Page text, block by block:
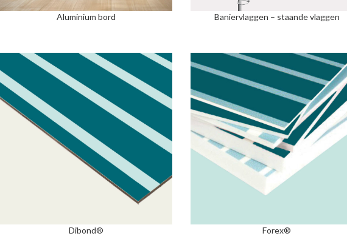
Aluminium bord Baniervlaggen – staande vlaggen
Dibond® Forex®